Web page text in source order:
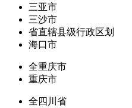
三亚市
三沙市
省直辖县级行政区划
海口市
全重庆市
重庆市
全四川省